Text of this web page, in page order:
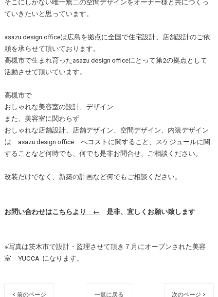
そこにしかない唯一無二の空間デザインをオーナー様と共につくっ
ていきたいと思っています。
asazu design officeは広島を拠点に全国で住宅設計、店舗設計のご依
頼を承らせて頂いております。
高槻市で生まれ育ったasazu design officeにとって第2の拠点として
活動させて頂いています。
高槻市で
おしゃれな美容室の設計、デザイン
また、美容室に関わらず
おしゃれな店舗設計、店舗デザイン、空間デザイン、内装デザイン
は asazu design office へコストに関すること、スケジュールに関
することなど何時でも、何でも是非お問合せ、ご相談ください。
改装だけでなく、新築の計画など何でもご相談ください。
お問い合わせはこちらより ← 是非、宜しくお願い致します
※写真は茨木市で設計・監理させて頂き７月にオープンされた美容
室 YUCCA になります。
< 前のページ 一覧に戻る 次のページ >